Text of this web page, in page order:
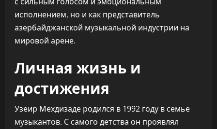
исполнением, но и как представитель
азербайджанской музыкальной индустрии на
мировой арене.
Личная жизнь и
достижения
Узеир Мехдизаде родился в 1992 году в семье
музыкантов. С самого детства он проявлял